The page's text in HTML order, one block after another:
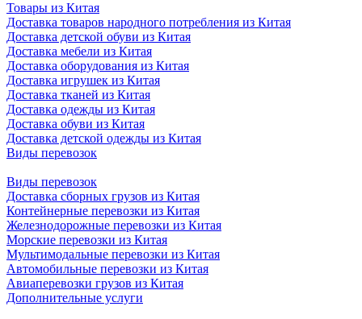
Товары из Китая
Доставка товаров народного потребления из Китая
Доставка детской обуви из Китая
Доставка мебели из Китая
Доставка оборудования из Китая
Доставка игрушек из Китая
Доставка тканей из Китая
Доставка одежды из Китая
Доставка обуви из Китая
Доставка детской одежды из Китая
Виды перевозок
Виды перевозок
Доставка сборных грузов из Китая
Контейнерные перевозки из Китая
Железнодорожные перевозки из Китая
Морские перевозки из Китая
Мультимодальные перевозки из Китая
Автомобильные перевозки из Китая
Авиаперевозки грузов из Китая
Дополнительные услуги